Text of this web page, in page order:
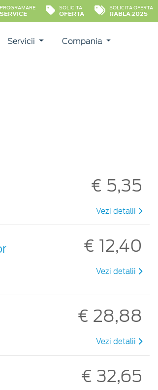
PROGRAMARE
SERVICE
SOLICITA
OFERTA
SOLICITA OFERTA
RABLA 2025
Servicii Compania
€ 5,35
Vezi detalii
€ 12,40
Vezi detalii
€ 28,88
Vezi detalii
€ 32,65